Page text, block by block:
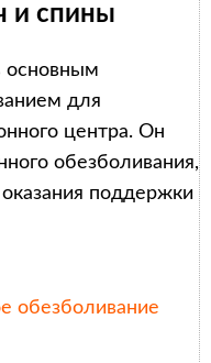
и спины
основным
для
центра. Он
обезболивания,
поддержки
обезболивание